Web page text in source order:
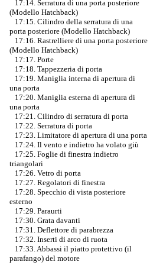
17:14. Serratura di una porta posteriore
(Modello Hatchback)
17:15. Cilindro della serratura di una
porta posteriore (Modello Hatchback)
17:16. Rastrelliere di una porta posteriore
(Modello Hatchback)
17:17. Porte
17:18. Tappezzeria di porta
17:19. Maniglia interna di apertura di
una porta
17:20. Maniglia esterna di apertura di
una porta
17:21. Cilindro di serratura di porta
17:22. Serratura di porta
17:23. Limitatore di apertura di una porta
17:24. Il vento e indietro ha volato giù
17:25. Foglie di finestra indietro
triangolari
17:26. Vetro di porta
17:27. Regolatori di finestra
17:28. Specchio di vista posteriore
esterno
17:29. Paraurti
17:30. Grata davanti
17:31. Deflettore di parabrezza
17:32. Inserti di arco di ruota
17:33. Abbassi il piatto protettivo (il
parafango) del motore